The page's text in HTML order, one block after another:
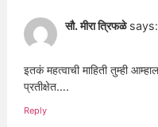
सौ. मीरा त्रिफळे says:
इतकं महत्वाची माहिती तुम्ही
प्रतीक्षेत….
Reply